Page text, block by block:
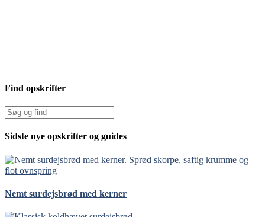
Find opskrifter
Sidste nye opskrifter og guides
Nemt surdejsbrød med kerner